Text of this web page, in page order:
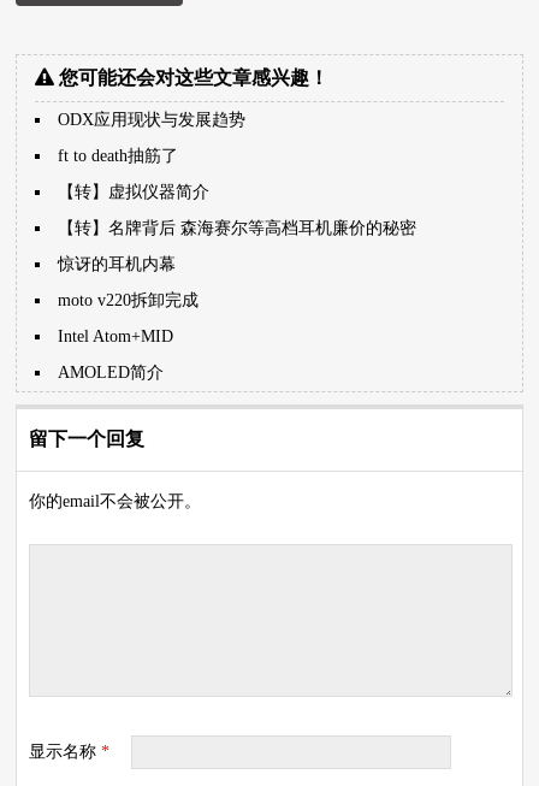
您可能还会对这些文章感兴趣！
ODX应用现状与发展趋势
ft to death抽筋了
【转】虚拟仪器简介
【转】名牌背后 森海赛尔等高档耳机廉价的秘密
惊讶的耳机内幕
moto v220拆卸完成
Intel Atom+MID
AMOLED简介
留下一个回复
你的email不会被公开。
显示名称*